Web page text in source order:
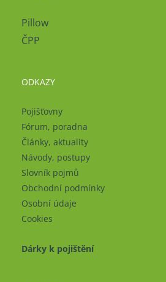
Pillow
ČPP
ODKAZY
Pojišťovny
Fórum, poradna
Články, aktuality
Návody, postupy
Slovník pojmů
Obchodní podmínky
Osobní údaje
Cookies
Dárky k pojištění